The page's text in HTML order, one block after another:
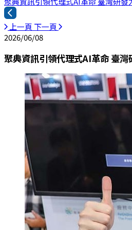
上一頁 下一頁
2026/06/08
聚典資訊引領代理式AI革命 臺